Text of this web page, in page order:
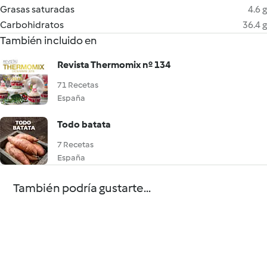
Grasas saturadas
4.6 g
Carbohidratos
36.4 g
También incluido en
Revista Thermomix nº 134
71 Recetas
España
Todo batata
7 Recetas
España
También podría gustarte...